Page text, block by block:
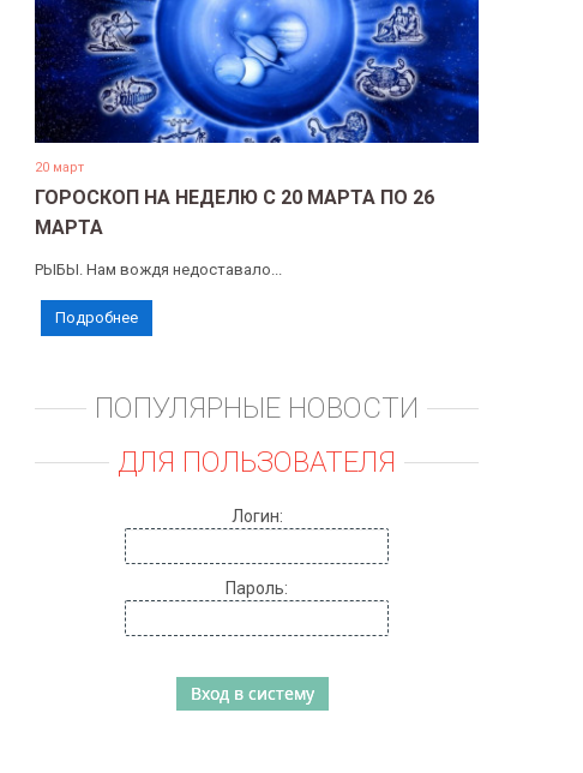
20 март
ГОРОСКОП НА НЕДЕЛЮ С 20 МАРТА ПО 26
МАРТА
РЫБЫ. Нам вождя недоставало...
Подробнее
ПОПУЛЯРНЫЕ НОВОСТИ
ДЛЯ ПОЛЬЗОВАТЕЛЯ
Логин:
Пароль: